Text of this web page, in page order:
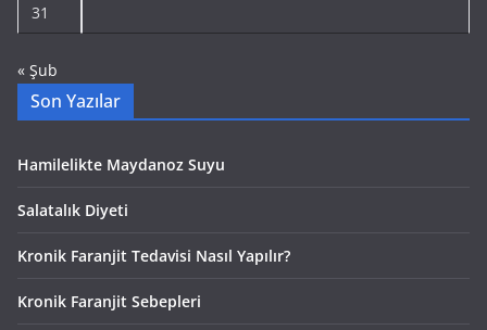
31
« Şub
Son Yazılar
Hamilelikte Maydanoz Suyu
Salatalık Diyeti
Kronik Faranjit Tedavisi Nasıl Yapılır?
Kronik Faranjit Sebepleri